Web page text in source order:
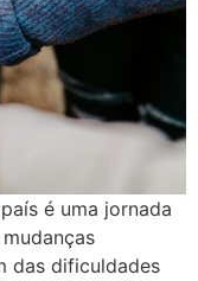
é uma jornada
das dificuldades